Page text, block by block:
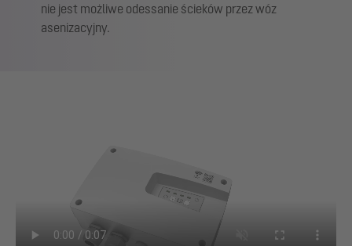
nie jest możliwe odessanie ścieków przez wóz
asenizacyjny.